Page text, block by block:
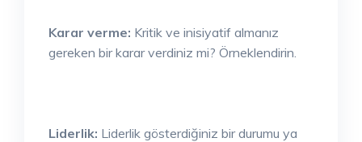
Karar verme: Kritik ve inisiyatif almanız
gereken bir karar verdiniz mi? Örneklendirin.
Liderlik: Liderlik gösterdiğiniz bir durumu ya